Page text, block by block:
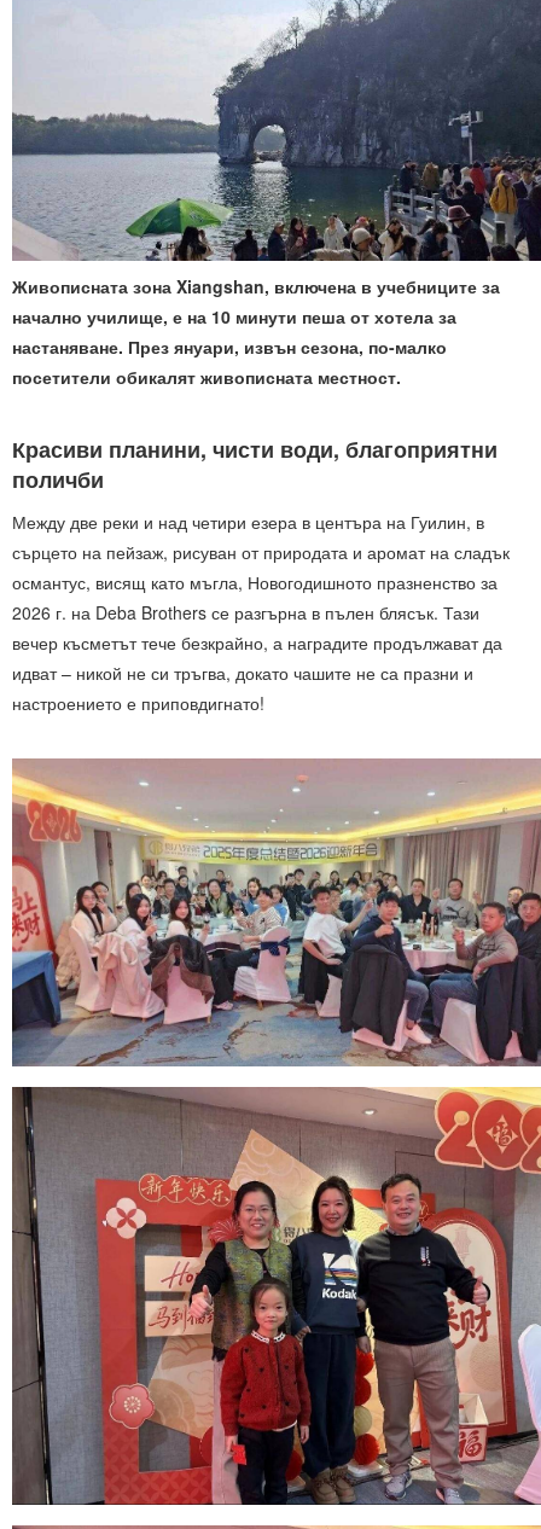
Живописната зона Xiangshan, включена в учебниците за
начално училище, е на 10 минути пеша от хотела за
настаняване. През януари, извън сезона, по-малко
посетители обикалят живописната местност.
Красиви планини, чисти води, благоприятни
поличби
Между две реки и над четири езера в центъра на Гуилин, в
сърцето на пейзаж, рисуван от природата и аромат на сладък
османтус, висящ като мъгла, Новогодишното празненство за
2026 г. на Deba Brothers се разгърна в пълен блясък. Тази
вечер късметът тече безкрайно, а наградите продължават да
идват – никой не си тръгва, докато чашите не са празни и
настроението е приповдигнато!